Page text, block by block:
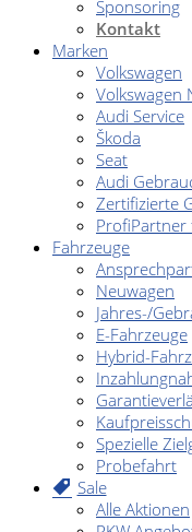
Sponsoring
Kontakt
Marken
Volkswagen
Volkswagen
Audi Service
Škoda
Seat
Audi
Zertifizierte
ProfiPartner
Fahrzeuge
Neuwagen
Jahres-/
E-Fahrzeuge
Hybrid-
Spezielle
Probefahrt
Sale
Alle Aktionen